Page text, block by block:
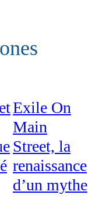
Exile On
Main
Street, la
renaissance
d’un mythe